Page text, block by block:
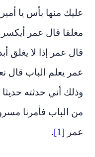
عليك منها بأس يا أمير
مغلقا قال ‏‏عمر
قال ‏عمر ‏‏إذا لا يغلق
‏عمر ‏يعلم الباب قال
وذلك أني حدثته
من الباب فأمرنا
‏‏عمر [1].